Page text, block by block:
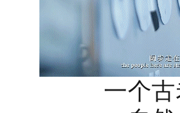
一个